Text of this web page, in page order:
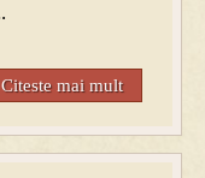
Citeste mai mult